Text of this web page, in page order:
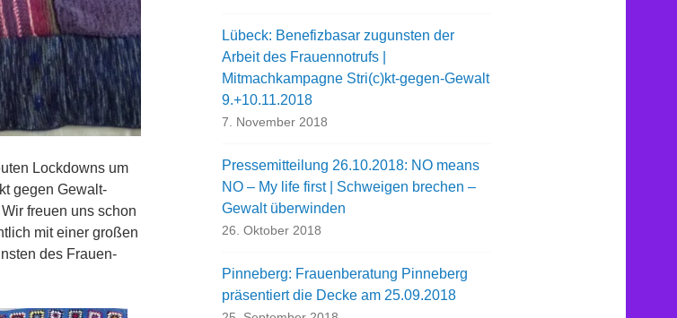
Lockdowns um
gegen Gewalt-
freuen uns schon
mit einer großen
des Frauen-
Lübeck: Benefizbasar zugunsten der
Arbeit des Frauennotrufs |
Mitmachkampagne Stri(c)kt-gegen-Gewalt
9.+10.11.2018
7. November 2018
Pressemitteilung 26.10.2018: NO means
NO – My life first | Schweigen brechen –
Gewalt überwinden
26. Oktober 2018
Pinneberg: Frauenberatung Pinneberg
präsentiert die Decke am 25.09.2018